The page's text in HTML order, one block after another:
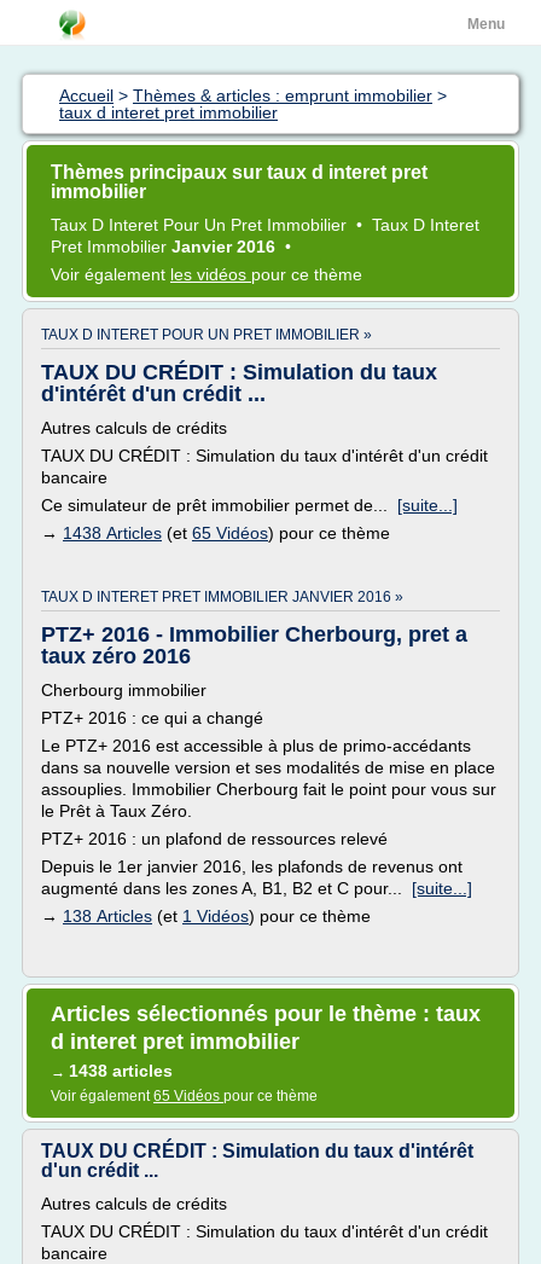
Menu
Accueil > Thèmes & articles : emprunt immobilier >
taux d interet pret immobilier
Thèmes principaux sur taux d interet pret
immobilier
Taux D Interet Pour Un Pret Immobilier • Taux D Interet
Pret Immobilier Janvier 2016 •
Voir également les vidéos pour ce thème
TAUX D INTERET POUR UN PRET IMMOBILIER »
TAUX DU CRÉDIT : Simulation du taux
d'intérêt d'un crédit ...
Autres calculs de crédits
TAUX DU CRÉDIT : Simulation du taux d'intérêt d'un crédit
bancaire
Ce simulateur de prêt immobilier permet de... [suite...]
→ 1438 Articles (et 65 Vidéos) pour ce thème
TAUX D INTERET PRET IMMOBILIER JANVIER 2016 »
PTZ+ 2016 - Immobilier Cherbourg, pret a
taux zéro 2016
Cherbourg immobilier
PTZ+ 2016 : ce qui a changé
Le PTZ+ 2016 est accessible à plus de primo-accédants
dans sa nouvelle version et ses modalités de mise en place
assouplies. Immobilier Cherbourg fait le point pour vous sur
le Prêt à Taux Zéro.
PTZ+ 2016 : un plafond de ressources relevé
Depuis le 1er janvier 2016, les plafonds de revenus ont
augmenté dans les zones A, B1, B2 et C pour... [suite...]
→ 138 Articles (et 1 Vidéos) pour ce thème
Articles sélectionnés pour le thème : taux
d interet pret immobilier
→ 1438 articles
Voir également65 Vidéos pour ce thème
TAUX DU CRÉDIT : Simulation du taux d'intérêt
d'un crédit ...
Autres calculs de crédits
TAUX DU CRÉDIT : Simulation du taux d'intérêt d'un crédit
bancaire